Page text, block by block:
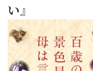
い』